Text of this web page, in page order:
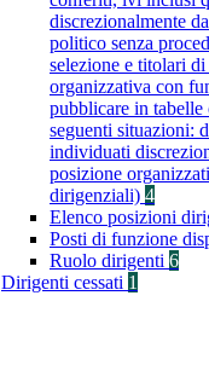
discrezionalmente
politico senza
selezione e titolari
organizzativa con
pubblicare in tabelle
seguenti situazioni:
individuati
posizione
dirigenziali) 4
Elenco posizioni
Posti di funzione
Ruolo dirigenti 6
Dirigenti cessati 1